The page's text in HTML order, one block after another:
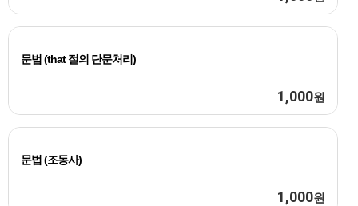
문법 (that 절의 단문처리)
1,000원
문법 (조동사)
1,000원